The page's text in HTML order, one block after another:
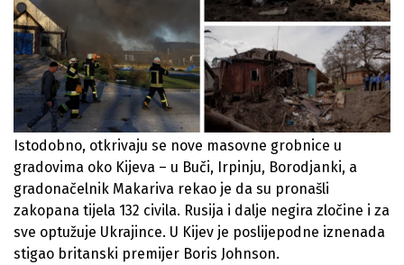
Istodobno, otkrivaju se nove masovne grobnice u
gradovima oko Kijeva – u Buči, Irpinju, Borodjanki, a
gradonačelnik Makariva rekao je da su pronašli
zakopana tijela 132 civila. Rusija i dalje negira zločine i za
sve optužuje Ukrajince. U Kijev je poslijepodne iznenada
stigao britanski premijer Boris Johnson.